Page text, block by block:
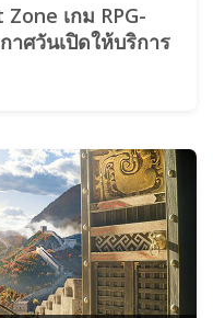
เกม RPG-
าศวันเปิดให้บริการ